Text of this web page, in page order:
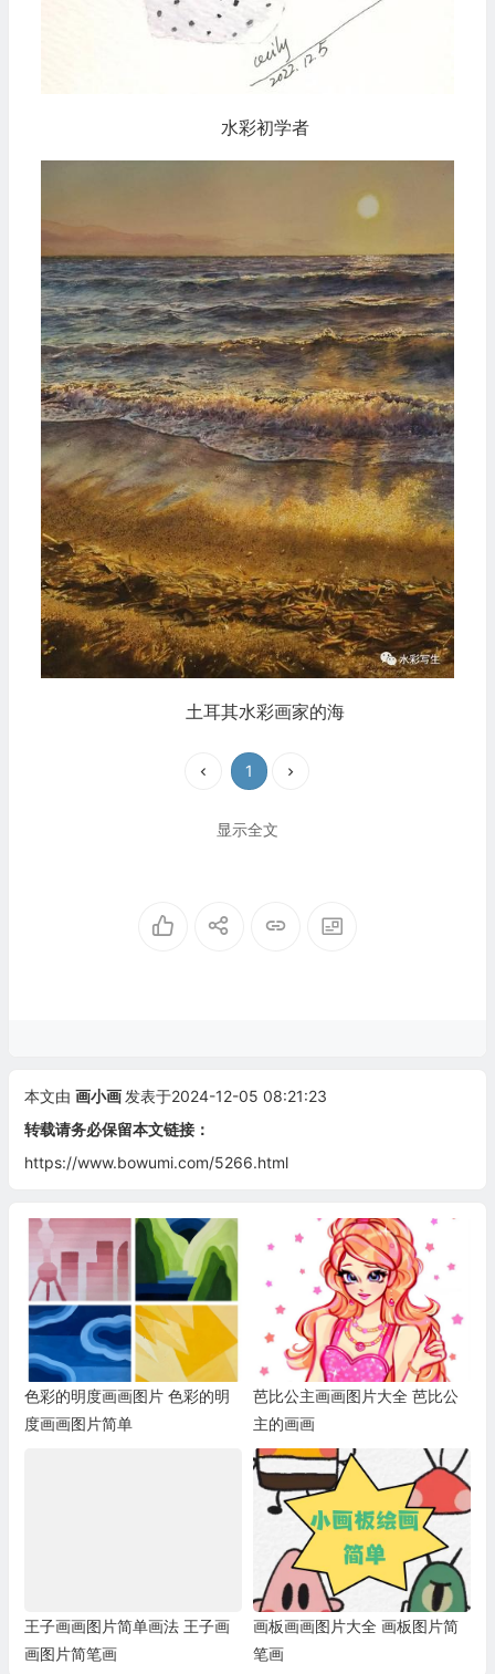
水彩初学者
土耳其水彩画家的海
1
显示全文
本文由 画小画 发表于2024-12-05 08:21:23
转载请务必保留本文链接：
https://www.bowumi.com/5266.html
色彩的明度画画图片 色彩的明
度画画图片简单
芭比公主画画图片大全 芭比公
主的画画
王子画画图片简单画法 王子画
画图片简笔画
画板画画图片大全 画板图片简
笔画